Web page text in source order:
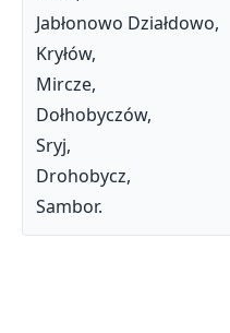
Jabłonowo Działdowo,
Kryłów,
Mircze,
Dołhobyczów,
Sryj,
Drohobycz,
Sambor.